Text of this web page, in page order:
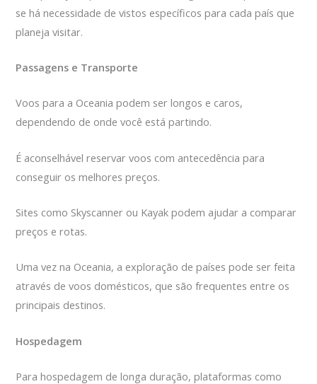
se há necessidade de vistos específicos para cada país que
planeja visitar.
Passagens e Transporte
Voos para a Oceania podem ser longos e caros,
dependendo de onde você está partindo.
É aconselhável reservar voos com antecedência para
conseguir os melhores preços.
Sites como Skyscanner ou Kayak podem ajudar a comparar
preços e rotas.
Uma vez na Oceania, a exploração de países pode ser feita
através de voos domésticos, que são frequentes entre os
principais destinos.
Hospedagem
Para hospedagem de longa duração, plataformas como